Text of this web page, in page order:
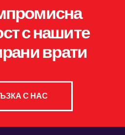
с нашите
врати
С НАС